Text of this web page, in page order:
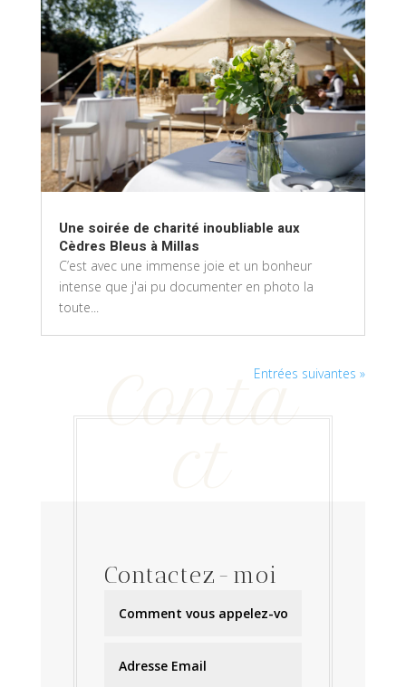
Une soirée de charité inoubliable aux
Cèdres Bleus à Millas
C’est avec une immense joie et un bonheur
intense que j'ai pu documenter en photo la
toute...
Entrées suivantes »
Conta
ct
Contactez-moi